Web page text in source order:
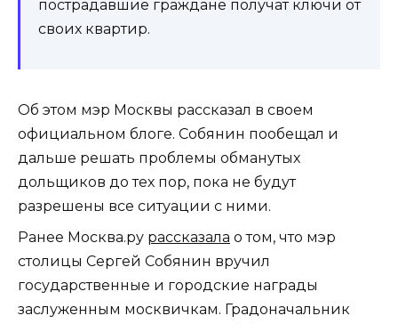
пострадавшие граждане получат ключи от
своих квартир.
Об этом мэр Москвы рассказал в своем
официальном блоге. Собянин пообещал и
дальше решать проблемы обманутых
дольщиков до тех пор, пока не будут
разрешены все ситуации с ними.
Ранее Москва.ру рассказала о том, что мэр
столицы Сергей Собянин вручил
государственные и городские награды
заслуженным москвичкам. Градоначальник